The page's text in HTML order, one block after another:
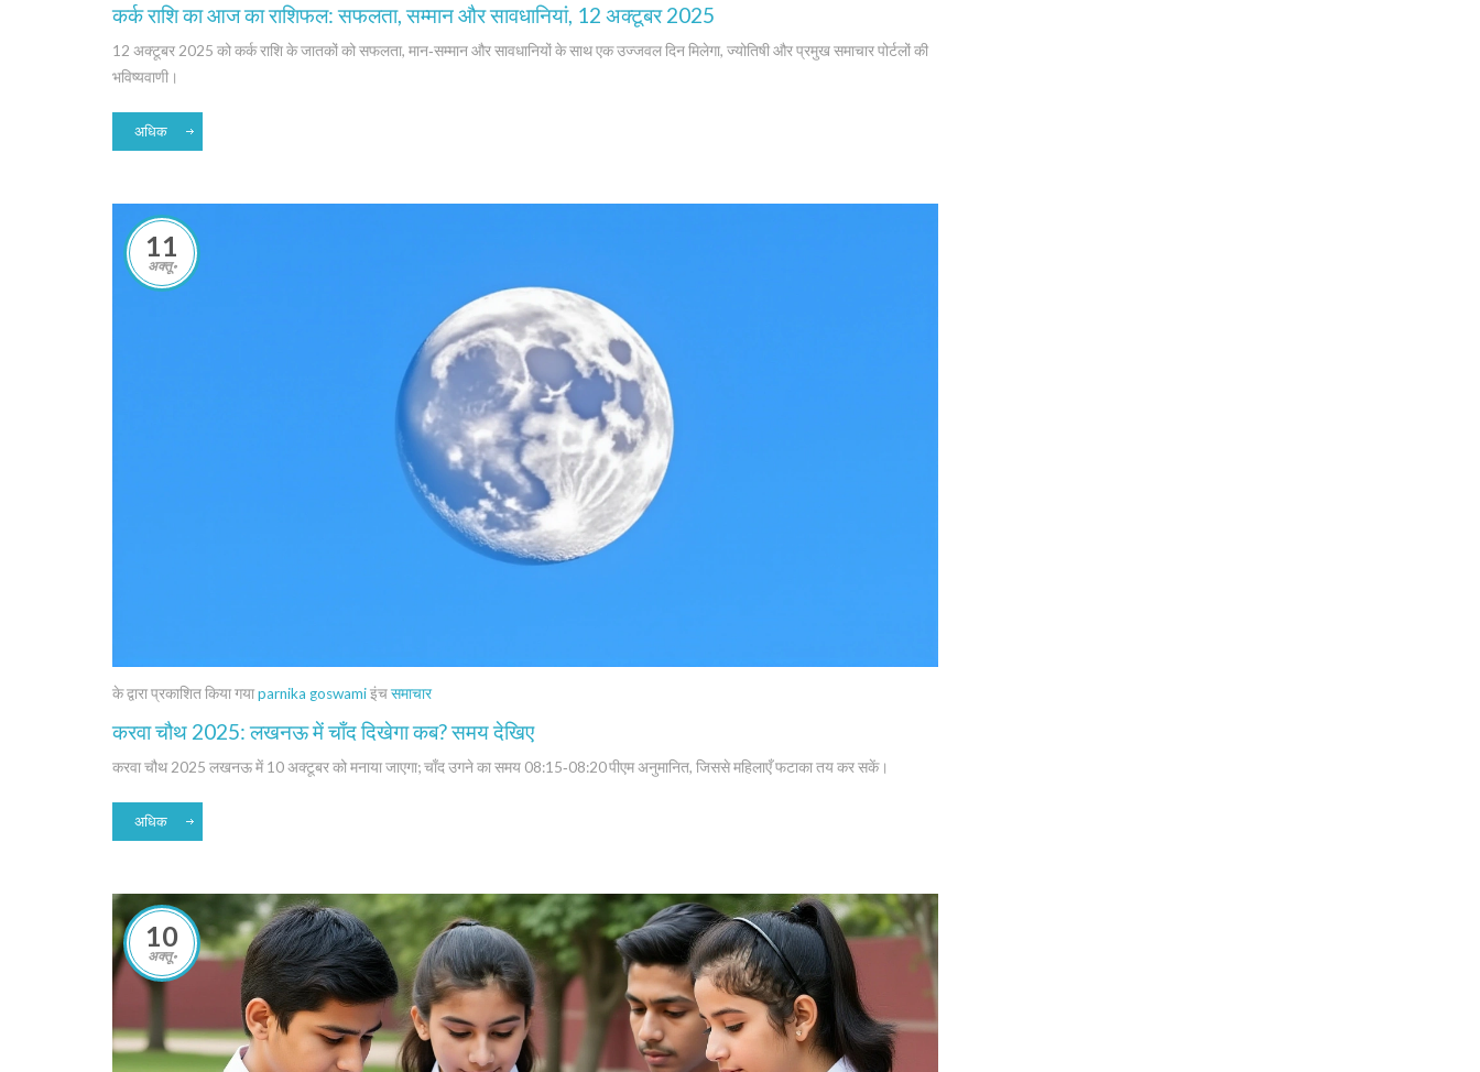
कर्क राशि का आज का राशिफल: सफलता, सम्मान और सावधानियां, 12 अक्टूबर 2025
12 अक्टूबर 2025 को कर्क राशि के जातकों को सफलता, मान‑सम्मान और सावधानियों के साथ एक उज्जवल दिन मिलेगा, ज्योतिषी और प्रमुख समाचार पोर्टलों की
भविष्यवाणी।
अधिक
11
अक्तू॰
के द्वारा प्रकाशित किया गयाparnika goswamiइंचसमाचार
करवा चौथ 2025: लखनऊ में चाँद दिखेगा कब? समय देखिए
करवा चौथ 2025 लखनऊ में 10 अक्टूबर को मनाया जाएगा; चाँद उगने का समय 08:15‑08:20 पीएम अनुमानित, जिससे महिलाएँ फटाका तय कर सकें।
अधिक
10
अक्तू॰